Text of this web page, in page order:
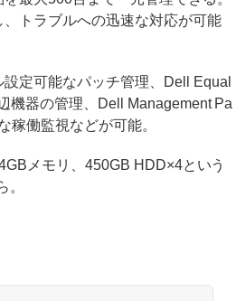
トラブルへの迅速な対応が可能
定可能なパッチ管理、Dell Equal
機器の管理、Dell Management Pa
稼働監視などが可能。
メモリ、450GB HDD×4という
。